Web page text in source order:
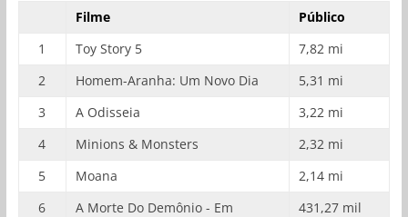
Filme
Público
1
Toy Story 5
7,82 mi
2
Homem-Aranha: Um Novo Dia
5,31 mi
3
A Odisseia
3,22 mi
4
Minions & Monsters
2,32 mi
5
Moana
2,14 mi
6
A Morte Do Demônio - Em
431,27 mil